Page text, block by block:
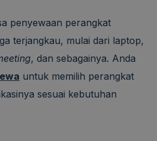
penyewaan perangkat
terjangkau, mulai dari laptop,
, dan sebagainya. Anda
untuk memilih perangkat
sesuai kebutuhan